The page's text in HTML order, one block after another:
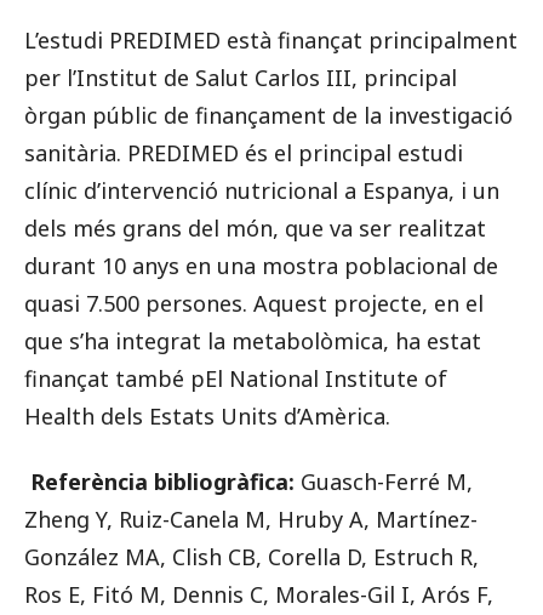
L’estudi PREDIMED està finançat principalment
per l’Institut de Salut Carlos III, principal
òrgan públic de finançament de la investigació
sanitària. PREDIMED és el principal estudi
clínic d’intervenció nutricional a Espanya, i un
dels més grans del món, que va ser realitzat
durant 10 anys en una mostra poblacional de
quasi 7.500 persones. Aquest projecte, en el
que s’ha integrat la metabolòmica, ha estat
finançat també pEl National Institute of
Health dels Estats Units d’Amèrica.
Referència bibliogràfica: Guasch-Ferré M,
Zheng Y, Ruiz-Canela M, Hruby A, Martínez-
González MA, Clish CB, Corella D, Estruch R,
Ros E, Fitó M, Dennis C, Morales-Gil I, Arós F,